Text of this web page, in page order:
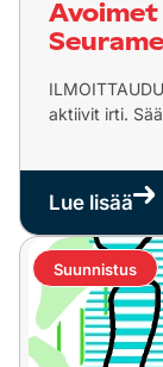
aktiivit irti.
Lue lisää
Suunnistus